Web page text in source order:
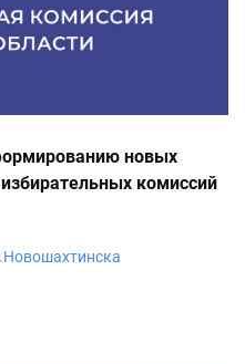
новых
комиссий